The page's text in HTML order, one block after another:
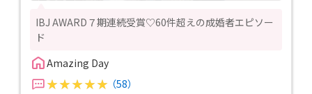
IBJ AWARD７期連続受賞♡60件超えの成婚者エピソー
ド
Amazing Day
（58）